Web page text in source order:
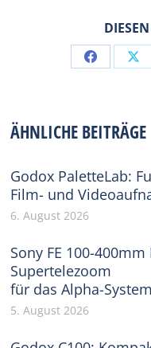
Share
ÄHNLICHE BEITRÄGE
Godox PaletteLab:
Film- und
6. August 2026
Sony FE 100-400mm
Supertelezoom
für das Alpha-System
5. August 2026